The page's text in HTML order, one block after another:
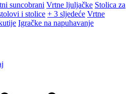
suncobrani Vrtne ljuljačke Stolica za
i stolice + 3 sljedeće Vrtne
Igračke na napuhavanje